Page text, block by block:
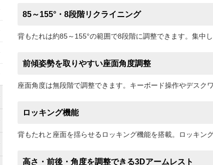
85～155°・8段階リクライニング
背もたれは約85～155°の範囲で8段階に調整できます。集中
前傾姿勢を取りやすい座面角度調整
座面角度は無段階で調整できます。キーボード操作やデスク
ロッキング機能
背もたれと座面を揺らせるロッキング機能を搭載。ロッキン
高さ・前後・角度を調整できる3Dアームレスト